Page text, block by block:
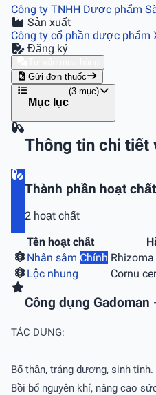
Công ty TNHH Dược phẩm
Sản xuất
Công ty cổ phần dược phẩm
Đăng ký
Gửi đơn thuốc
Mục lục
(3 mục)
Thông tin chi tiết
Thành phần hoạt chất
2 hoạt chất
Tên hoạt chất
Nhân sâm Chính
Lộc nhung
Cornu
Công dụng Gadoman
TÁC DỤNG:
Bổ thận, tráng dương, sinh tinh.
Bồi bổ nguyên khí, nâng cao